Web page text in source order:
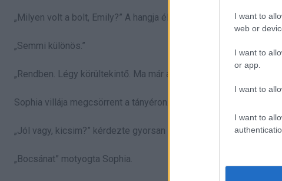
I want to
web or
I want to
or app.
I want to
I want to
„Milyen volt a bolt, Emily?” A hangja éles lett.
„Semmi különös.”
„Rendben. Légy körültekintő. Ma már a részmunkaidős nők is
Sophia villája megcsörrent a tányéron.
„Jól vagy, kicsim?” kérdezte gyorsan Emily.
„Bocsánat” motyogta Sophia.